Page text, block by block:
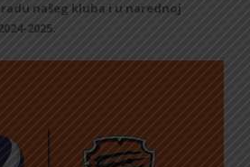
našeg kluba i u narednoj
2025.